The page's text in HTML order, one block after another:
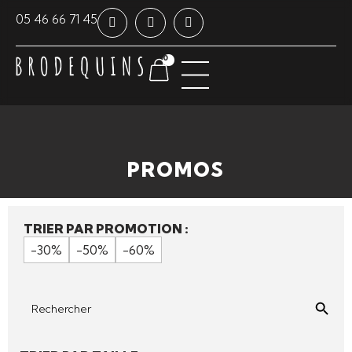
05 46 66 71 45
0
PROMOS
TRIER PAR PROMOTION :
-30%
-50% -60%
Search
Panneau de gestion des cookies